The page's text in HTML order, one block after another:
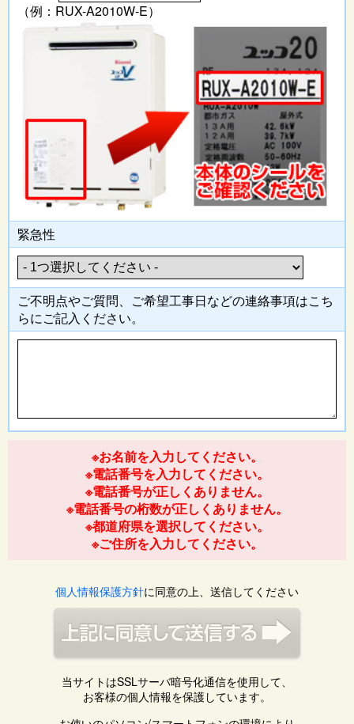
（例：RUX-A2010W-E）
緊急性
ご不明点やご質問、ご希望工事日などの連絡事項はこち
らにご記入 ください。
※お名前を入力してください。
※電話番号を入力してください。
※電話番号が正しくありません。
※電話番号の桁数が正しくありません。
※都道府県を選択してください。
※ご住所を入力してください。
個人情報保護方針に同意の上、送信してください
当サイトはSSLサーバ暗号化通信を使用して、
お客様の個人情報を保護しています。